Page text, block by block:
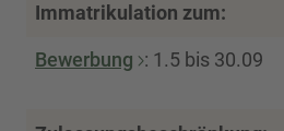
Immatrikulation zum:
Bewerbung : 1.5 bis 30.09